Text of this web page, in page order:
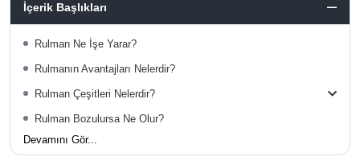
İçerik Başlıkları
Rulman Ne İşe Yarar?
Rulmanın Avantajları Nelerdir?
Rulman Çeşitleri Nelerdir?
Rulman Bozulursa Ne Olur?
Devamını Gör...